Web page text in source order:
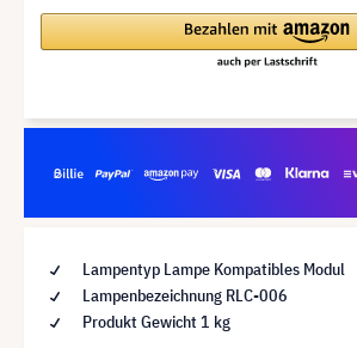
Lampentyp Lampe Kompatibles Modul
Lampenbezeichnung RLC-006
Produkt Gewicht 1 kg